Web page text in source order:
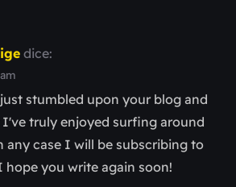
dice:
stumbled upon your blog and
truly enjoyed surfing around
any case I will be subscribing to
hope you write again soon!